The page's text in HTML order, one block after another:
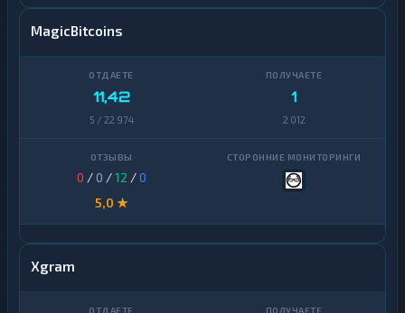
MagicBitcoins
11,42
5 / 22 974
1
2 012
0 / 0 /12 /0
5,0 ★
Xgram